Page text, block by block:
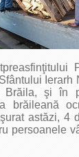
Ierarh
şi în
brăileană
astăzi, 4
persoanele